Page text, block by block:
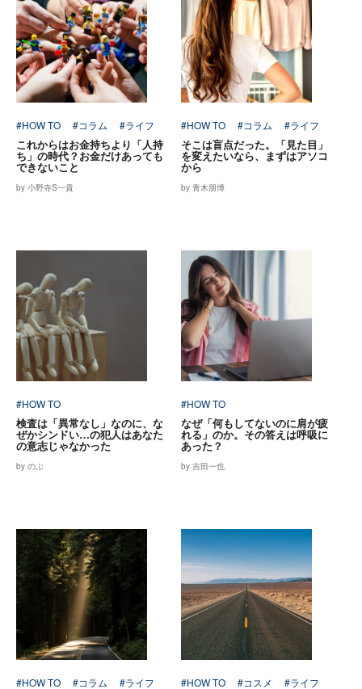
#HOW TO #コラム #ライフ
これからはお金持ちより「人持
ち」の時代？お金だけあっても
できないこと
by 小野寺S一貴
#HOW TO #コラム #ライフ
そこは盲点だった。「見た目」
を変えたいなら、まずはアソコ
から
by 青木朋博
#HOW TO
検査は「異常なし」なのに、な
ぜかシンドい…の犯人はあなた
の意志じゃなかった
by のぶ
#HOW TO
なぜ「何もしてないのに肩が疲
れる」のか。その答えは呼吸に
あった？
by 吉田一也
#HOW TO #コラム #ライフ #HOW TO #コスメ #ライフ